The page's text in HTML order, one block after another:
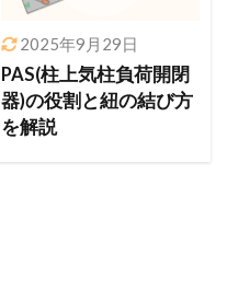
2025年9月29日
PAS(柱上気柱負荷開閉
器)の役割と紐の結び方
を解説